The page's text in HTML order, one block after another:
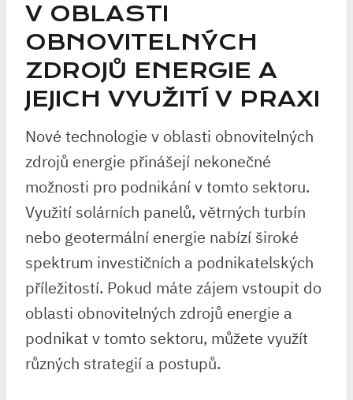
V OBLASTI
OBNOVITELNÝCH
ZDROJŮ ENERGIE A
JEJICH VYUŽITÍ V PRAXI
Nové technologie v oblasti obnovitelných
zdrojů energie přinášejí nekonečné
možnosti pro podnikání v tomto sektoru.
Využití solárních panelů, větrných turbín
nebo geotermální energie nabízí široké
spektrum investičních a podnikatelských
příležitostí. Pokud máte zájem vstoupit do
oblasti obnovitelných zdrojů energie a
podnikat v tomto sektoru, můžete využít
různých strategií a postupů.